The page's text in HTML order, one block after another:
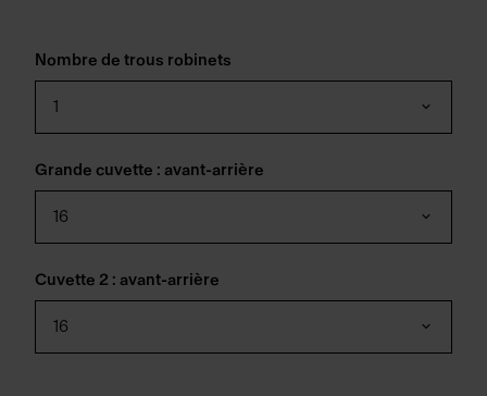
Nombre de trous robinets
1
Grande cuvette : avant-arrière
16
Cuvette 2 : avant-arrière
16